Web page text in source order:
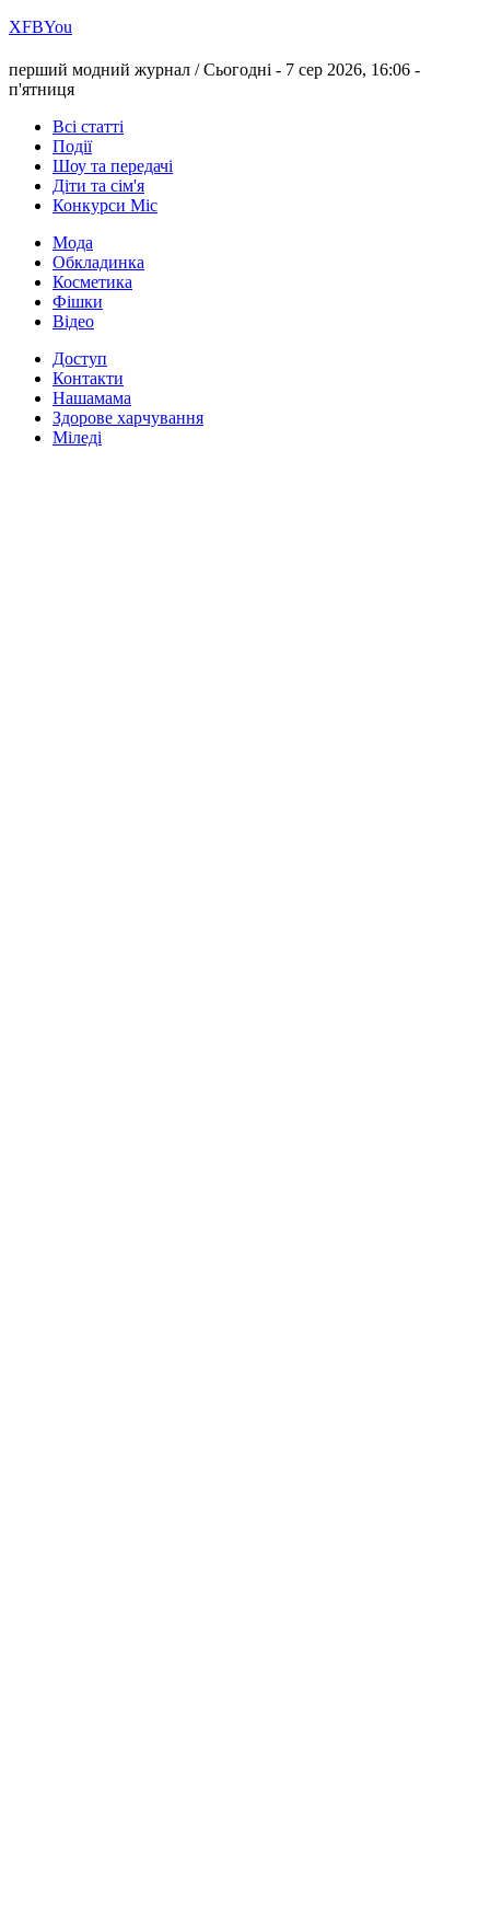
ХFBYou
перший модний журнал /Сьогодні - 7 сер 2026, 16:06 -
п'ятниця
Всі статті
Події
Шоу та передачі
Діти та сім'я
Конкурси Міс
Мода
Обкладинка
Косметика
Фішки
Відео
Доступ
Контакти
Нашамама
Здорове харчування
Міледі